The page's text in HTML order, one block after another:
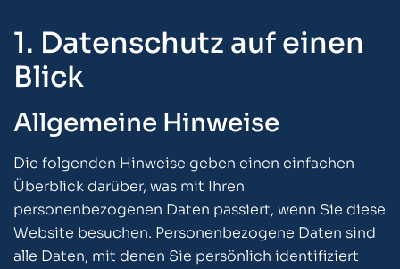
1. Datenschutz auf einen
Blick
Allgemeine Hinweise
Die folgenden Hinweise geben einen einfachen
Überblick darüber, was mit Ihren
personenbezogenen Daten passiert, wenn Sie diese
Website besuchen. Personenbezogene Daten sind
alle Daten, mit denen Sie persönlich identifiziert